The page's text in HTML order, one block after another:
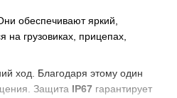
обеспечивают яркий,
грузовиках, прицепах,
ход. Благодаря этому один
Защита IP67 гарантирует